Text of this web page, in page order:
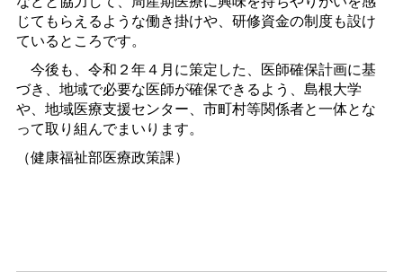
じてもらえるような働き掛けや、研修資金の制度も設け
ているところです。
今後も、令和２年４月に策定した、医師確保計画に基
づき、地域で必要な医師が確保できるよう、島根大学
や、地域医療支援センター、市町村等関係者と一体とな
って取り組んでまいります。
（健康福祉部医療政策課）